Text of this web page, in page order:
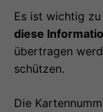
Es ist wichtig
diese
übertragen
schützen.
Die